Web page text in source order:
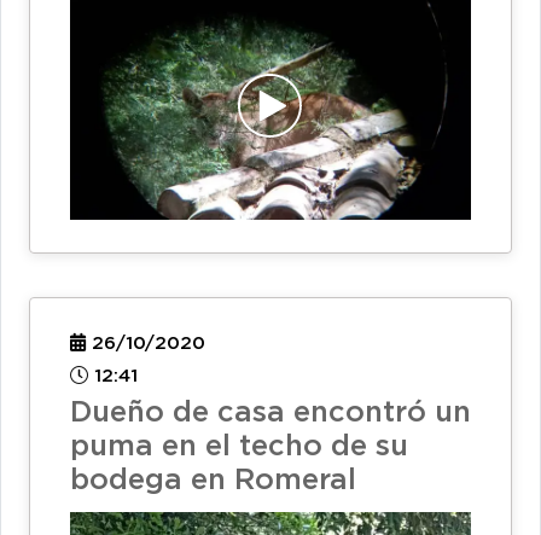
26/10/2020
12:41
Dueño de casa encontró un
puma en el techo de su
bodega en Romeral